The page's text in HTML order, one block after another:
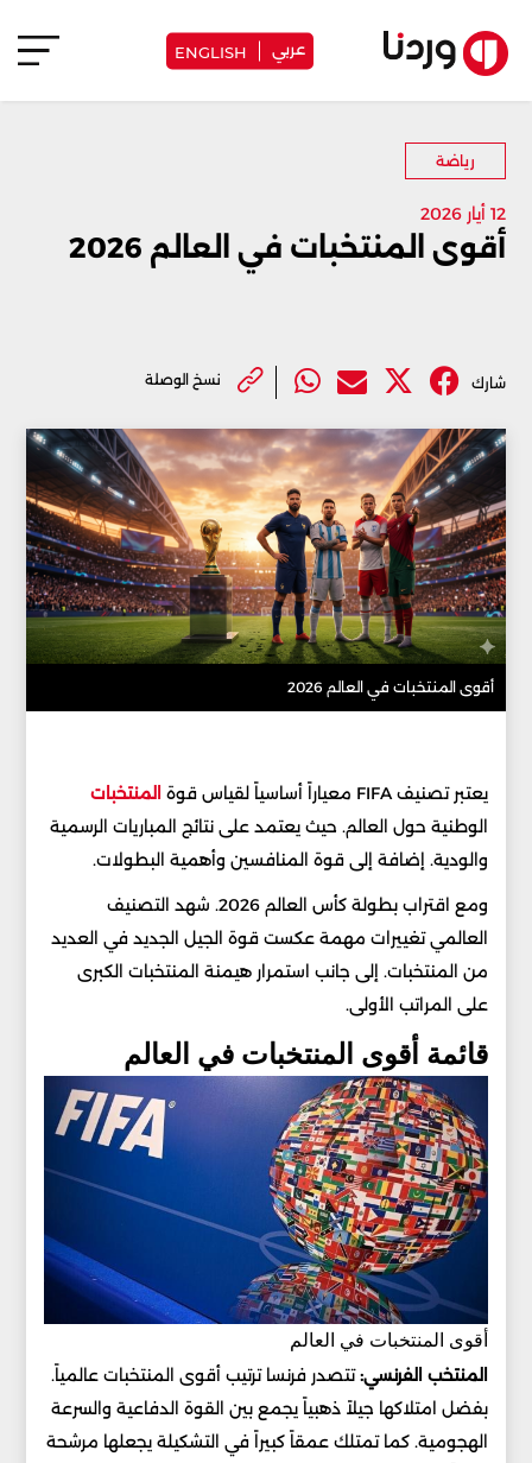
عربي ENGLISH
رياضة
12 أيار 2026
أقوى المنتخبات في العالم 2026
شارك نسخ الوصلة
أقوى المنتخبات في العالم 2026
يعتبر تصنيف FIFA معياراً أساسياً لقياس قوة
المنتخبات
الوطنية حول العالم. حيث يعتمد على نتائج المباريات الرسمية
والودية. إضافة إلى قوة المنافسين وأهمية البطولات.
ومع اقتراب بطولة كأس العالم 2026. شهد التصنيف
العالمي تغييرات مهمة عكست قوة الجيل الجديد في العديد
من المنتخبات. إلى جانب استمرار هيمنة المنتخبات الكبرى
على المراتب الأولى.
قائمة أقوى المنتخبات في العالم
أقوى المنتخبات في العالم
المنتخب الفرنسي:تتصدر فرنسا ترتيب أقوى المنتخبات عالمياً.
بفضل امتلاكها جيلاً ذهبياً يجمع بين القوة الدفاعية والسرعة
الهجومية. كما تمتلك عمقاً كبيراً في التشكيلة يجعلها مرشحة